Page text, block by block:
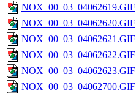
NOX_00_03_04062619.GIF
NOX_00_03_04062620.GIF
NOX_00_03_04062621.GIF
NOX_00_03_04062622.GIF
NOX_00_03_04062623.GIF
NOX_00_03_04062700.GIF